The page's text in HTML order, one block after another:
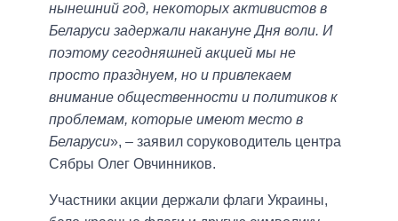
нынешний год, некоторых активистов в
Беларуси задержали накануне Дня воли. И
поэтому сегодняшней акцией мы не
просто празднуем, но и привлекаем
внимание общественности и политиков к
проблемам, которые имеют место в
Беларуси», – заявил соруководитель центра
Сябры Олег Овчинников.
Участники акции держали флаги Украины,